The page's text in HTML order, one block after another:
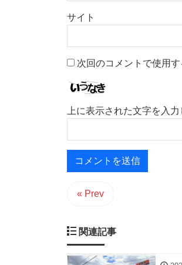
サイト
次回のコメントで使用
上に表示された文字を入力
« Prev
関連記事